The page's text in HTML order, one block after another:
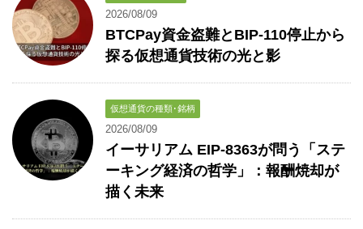
2026/08/09
BTCPay資金盗難とBIP-110停止から
探る仮想通貨技術の光と影
仮想通貨の種類･銘柄
2026/08/09
イーサリアム EIP-8363が問う「ステ
ーキング経済の哲学」：報酬焼却が
描く未来